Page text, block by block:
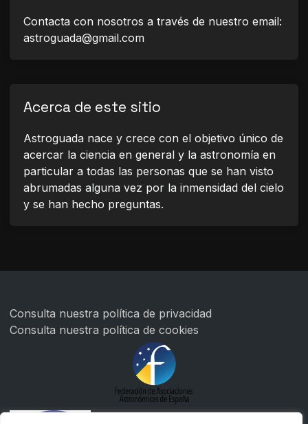
Contacta con nosotros a través de nuestro email:
astroguada@gmail.com
Acerca de este sitio
Astroguada nace y crece con el objetivo único de
acercar la ciencia en general y la astronomía en
particular a todas las personas que se han visto
abrumadas alguna vez por la inmensidad del cielo
y se han hecho preguntas.
Consulta nuestra política de privacidad
Consulta nuestra política de cookies